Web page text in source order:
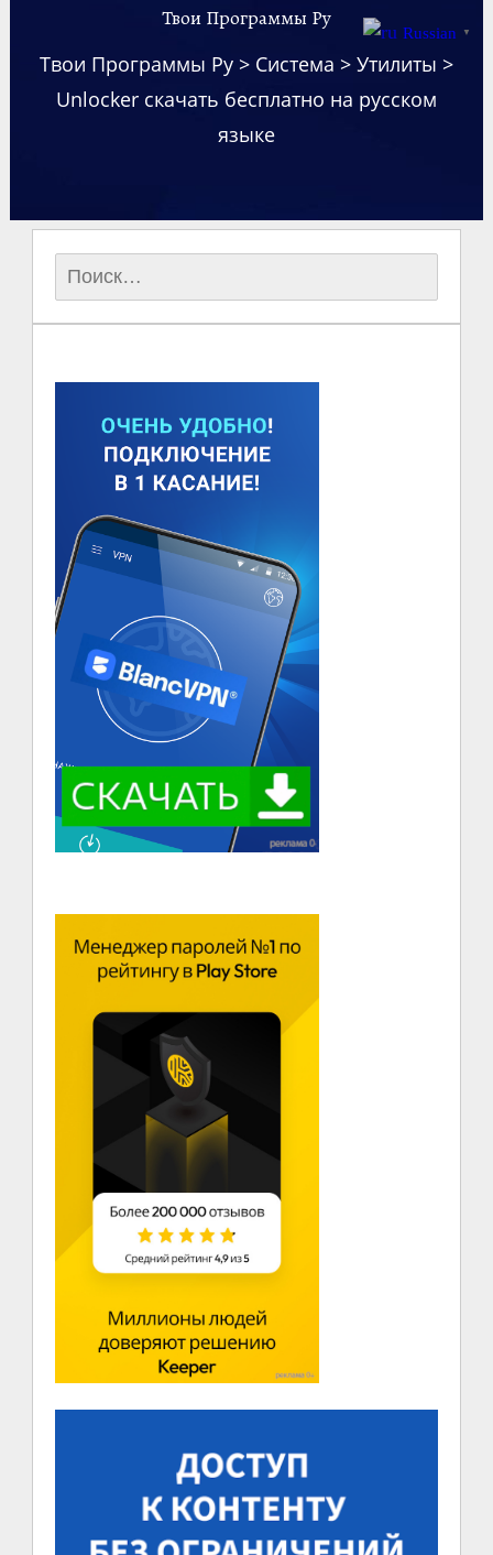
Твои Программы Ру
Твои Программы Ру> Система > Утилиты >
Unlocker скачать бесплатно на русском
языке
Найти:
Russian ▼